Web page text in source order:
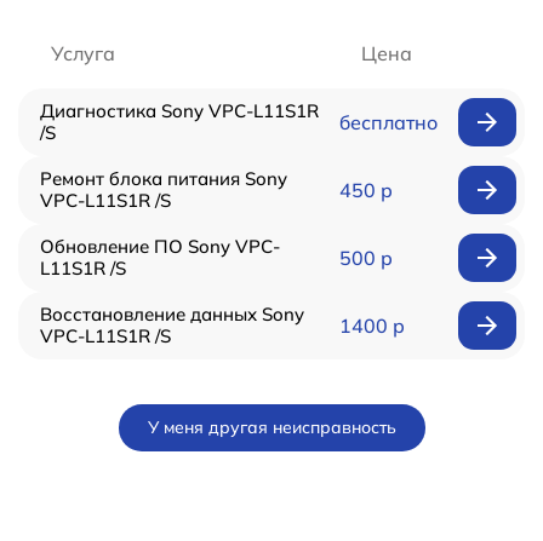
Услуга Цена
Диагностика Sony VPC-L11S1R
/S
бесплатно
Ремонт блока питания Sony
VPC-L11S1R /S
450 р
Обновление ПО Sony VPC-
L11S1R /S
500 р
Восстановление данных Sony
VPC-L11S1R /S
1400 р
У меня другая неисправность